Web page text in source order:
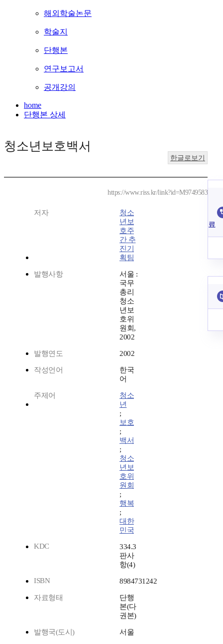
해외학술논문
학술지
단행본
연구보고서
공개강의
home
단행본 상세
청소년보호백서
한글로보기
https://www.riss.kr/link?id=M9749583
저자
청소
년보
호주
간 추
진기
획팀
발행사항
서울 :
국무
총리
청소
년보
호위
원회,
2002
발행연도 2002
작성언어
한국
어
주제어
청소
년
;
보호
;
백서
;
청소
년보
호위
원회
;
행복
;
대한
민국
KDC
334.3
판사
항(4)
ISBN
8984731242
자료형태
단행
본(다
권본)
발행국(도시) 서울
료